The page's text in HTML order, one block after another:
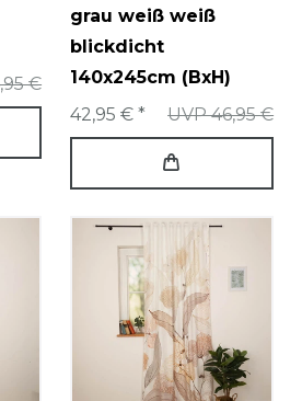
€
grau weiß weiß
blickdicht
140x245cm (BxH)
UVP 46,95 €
42,95 € *